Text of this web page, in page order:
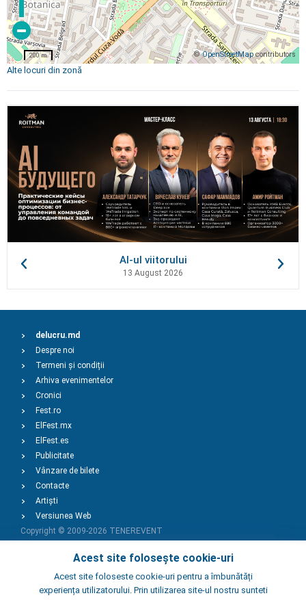
©OpenStreetMap contributors
200 m
Alte locuri din zonă
AI-ul viitorului
13 August 2026
Acest site folosește cookie-uri
Acest site foloseste cookie-uri pentru a îmbunătăți
experiența utilizatorului. Prin utilizarea site-ul nostru sunteti
delucru.md
Despre noi
Termeni și condiții
Arhiva evenimentelor
Cronici
Fest.ro
ElFest.mx
ElFest.es
Publicitate
Vânzare de bilete
Contacte
Artiști
Versiunea Web
Copyright © 2009-2026 TENEREVENT
Adaugă Eveniment